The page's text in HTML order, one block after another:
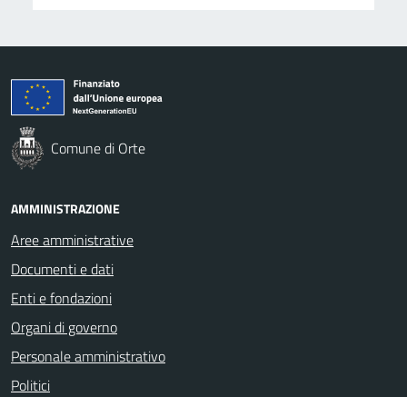
Comune di Orte
AMMINISTRAZIONE
Aree amministrative
Documenti e dati
Enti e fondazioni
Organi di governo
Personale amministrativo
Politici